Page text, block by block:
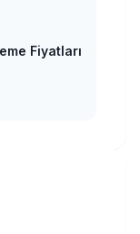
Fiyatları